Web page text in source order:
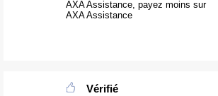
AXA Assistance, payez moins sur
AXA Assistance
Vérifié